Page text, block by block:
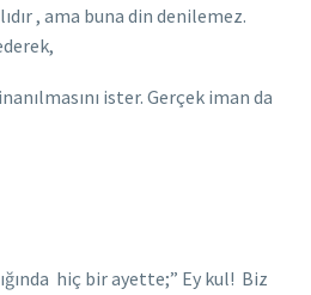
, ama buna din denilemez.
ister. Gerçek iman da
hiç bir ayette;” Ey kul! Biz